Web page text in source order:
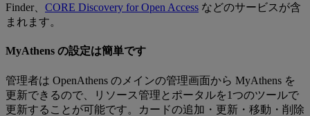
Finder、 CORE Discovery for Open Access などのサービスが含
まれます。
MyAthens の設定は簡単です
管理者は OpenAthens のメインの管理画面から MyAthens を
更新できるので、リソース管理とポータルを1つのツールで
更新することが可能です。カードの追加・更新・移動・削除